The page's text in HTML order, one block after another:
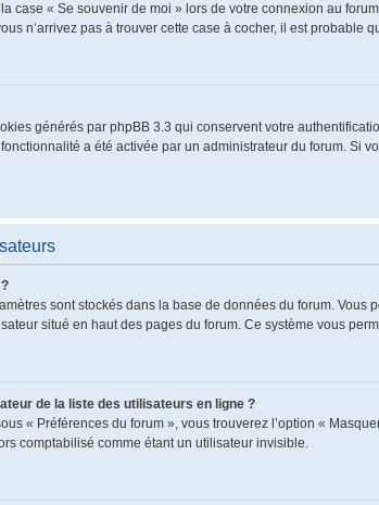
case « Se souvenir de moi » lors de votre connexion au
n’arrivez pas à trouver cette case à cocher, il est probable
générés par phpBB 3.3 qui conservent votre
a été activée par un administrateur du forum.
sont stockés dans la base de données du forum.
situé en haut des pages du forum. Ce système vous
de la liste des utilisateurs en ligne ?
« Préférences du forum », vous trouverez l’option «
comptabilisé comme étant un utilisateur invisible.